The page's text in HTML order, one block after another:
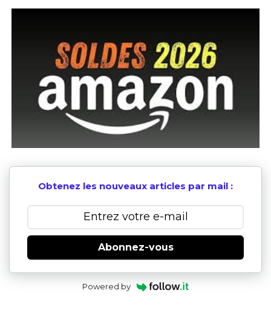
Obtenez les nouveaux articles par mail :
Abonnez-vous
Powered by